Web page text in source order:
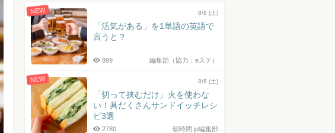
NEW 8/8 (土)
「活気がある」を1単語の英語で
言うと？
編集部（協力：eステ）
899
NEW 8/8 (土)
「切って挟むだけ」火を使わな
い！具だくさんサンドイッチレシ
ピ3選
朝時間.jp編集部
2780